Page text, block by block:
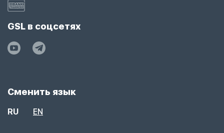
GSL в соцсетях
Сменить язык
RU EN